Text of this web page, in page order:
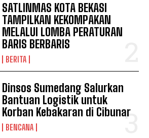
SATLINMAS KOTA BEKASI
TAMPILKAN KEKOMPAKAN
MELALUI LOMBA PERATURAN
BARIS BERBARIS
BERITA
Dinsos Sumedang Salurkan
Bantuan Logistik untuk
Korban Kebakaran di Cibunar
BENCANA